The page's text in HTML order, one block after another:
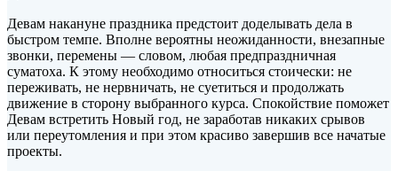
Девам накануне праздника предстоит доделывать дела в
быстром темпе. Вполне вероятны неожиданности, внезапные
звонки, перемены — словом, любая предпраздничная
суматоха. К этому необходимо относиться стоически: не
переживать, не нервничать, не суетиться и продолжать
движение в сторону выбранного курса. Спокойствие поможет
Девам встретить Новый год, не заработав никаких срывов
или переутомления и при этом красиво завершив все начатые
проекты.